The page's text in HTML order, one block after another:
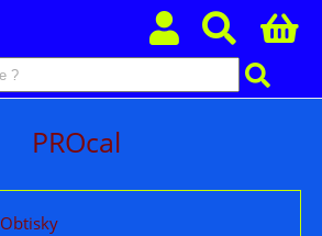
PROcal
Obtisky